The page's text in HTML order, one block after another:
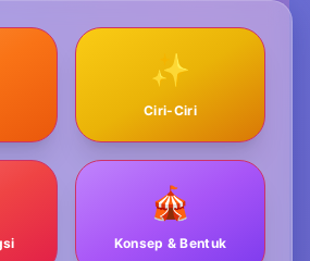
✨
Ciri-Ciri
🎪
Konsep & Bentuk